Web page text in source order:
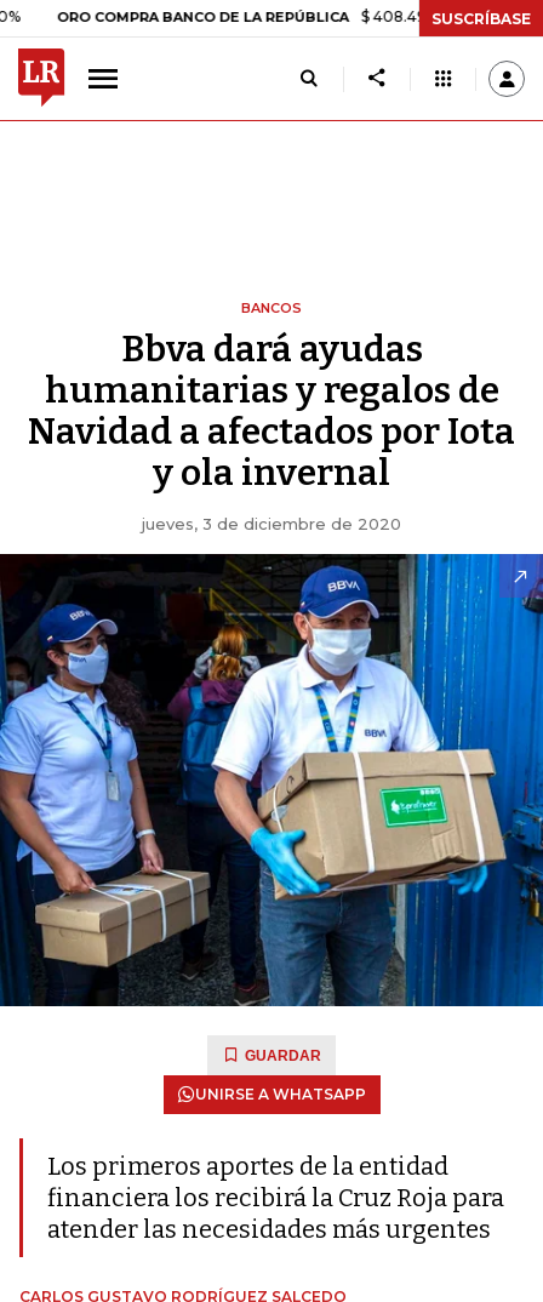
COMPRA BANCO DE LA REPÚBLICA $ 408.498,97 +$ 8.753,81
SUSCRÍBASE
BANCOS
Bbva dará ayudas
humanitarias y regalos de
Navidad a afectados por Iota
y ola invernal
jueves, 3 de diciembre de 2020
GUARDAR
UNIRSE A WHATSAPP
Los primeros aportes de la entidad
financiera los recibirá la Cruz Roja para
atender las necesidades más urgentes
CARLOS GUSTAVO RODRÍGUEZ SALCEDO